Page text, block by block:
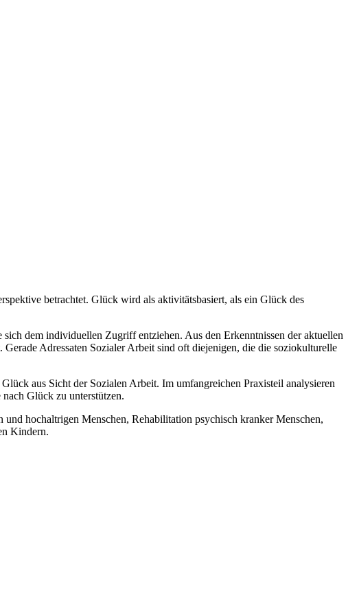
betrachtet. Glück wird als aktivitätsbasiert, als ein Glück des
dem individuellen Zugriff entziehen. Aus den Erkenntnissen der aktuellen
Adressaten Sozialer Arbeit sind oft diejenigen, die die soziokulturelle
aus Sicht der Sozialen Arbeit. Im umfangreichen Praxisteil analysieren
Glück zu unterstützen.
hochaltrigen Menschen, Rehabilitation psychisch kranker Menschen,
Kindern.